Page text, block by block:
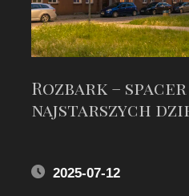
Rozbark –
najstarszych
2025-07-12